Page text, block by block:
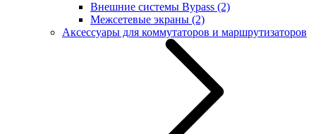
Внешние системы Bypass (2)
Межсетевые экраны (2)
Аксессуары для коммутаторов и маршрутизаторов